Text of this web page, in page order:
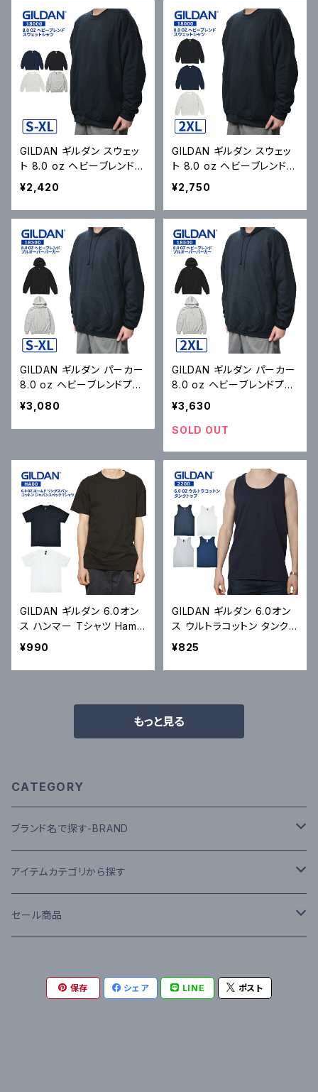
2410 長袖 メール便対応可
2410 長袖 メール便対応可
GILDAN ギルダン スウェッ
ト 8.0 oz ヘビーブレンドス
ウェットシャツ Heavy Blen
d 8.0 oz Crewneck Swe
atshirt トレーナー フリース
¥2,420
GILDAN ギルダン スウェッ
ト 8.0 oz ヘビーブレンドス
ウェットシャツ Heavy Blen
d 8.0 oz Crewneck Swe
atshirt トレーナー フリース
¥2,750
GILDAN ギルダン パーカー
8.0 oz ヘビーブレンドプル
オーバーパーカー Heavy
Blend 8.0 oz Hooded S
weatshirt フリース S-XL
¥3,080
GILDAN ギルダン パーカー
8.0 oz ヘビーブレンドプル
オーバーパーカー Heavy
Blend 8.0 oz Hooded S
weatshirt フリース 2XL ブ
¥3,630
SOLD OUT
GILDAN ギルダン 6.0オン
ス ハンマー Tシャツ Hamm
er 6.0 oz Short Sleeve
ソー トップス 無地Tシャツ
¥990
GILDAN ギルダン 6.0オン
ス ウルトラコットン タンクト
ップ Tank Top ノースリー
S-XL 2200 メール便対応
¥825
もっと見る
CATEGORY
ブランド名で探す-BRAND
A-H
American Apparel
BEN DAVIS
I-P
IRON&RESIN
RED KAP
アイテムカテゴリから探す
▼ HEAD WEAR
Tee S/S
▼ OUTER
セール商品
TOPS(L/S)
保存 シェア LINE ポスト